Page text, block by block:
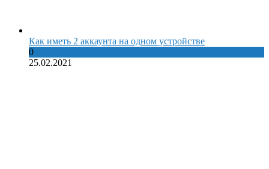
Как иметь 2 аккаунта на одном устройстве
0
25.02.2021